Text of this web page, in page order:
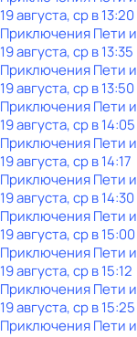
19 августа, ср в 13:20
Приключения Пети
19 августа, ср в 13:35
Приключения Пети
19 августа, ср в 13:50
Приключения Пети
19 августа, ср в 14:05
Приключения Пети
19 августа, ср в 14:17
Приключения Пети
19 августа, ср в 14:30
Приключения Пети
19 августа, ср в 15:00
Приключения Пети
19 августа, ср в 15:12
Приключения Пети
19 августа, ср в 15:25
Приключения Пети